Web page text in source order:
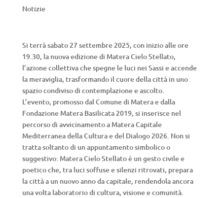
Notizie
Si terrà sabato 27 settembre 2025, con inizio alle ore
19.30, la nuova edizione di Matera Cielo Stellato,
l’azione collettiva che spegne le luci nei Sassi e accende
la meraviglia, trasformando il cuore della città in uno
spazio condiviso di contemplazione e ascolto.
L’evento, promosso dal Comune di Matera e dalla
Fondazione Matera Basilicata 2019, si inserisce nel
percorso di avvicinamento a Matera Capitale
Mediterranea della Cultura e del Dialogo 2026. Non si
tratta soltanto di un appuntamento simbolico o
suggestivo: Matera Cielo Stellato è un gesto civile e
poetico che, tra luci soffuse e silenzi ritrovati, prepara
la città a un nuovo anno da capitale, rendendola ancora
una volta laboratorio di cultura, visione e comunità.